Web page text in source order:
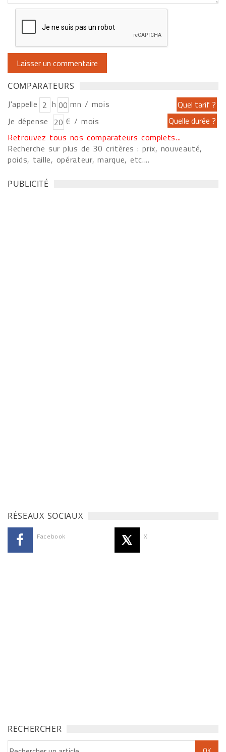
COMPARATEURS
J'appelle h
mn / mois
Je dépense
€ / mois
Retrouvez tous nos comparateurs complets...
Recherche sur plus de 30 critères : prix, nouveauté,
poids, taille, opérateur, marque, etc....
PUBLICITÉ
RÉSEAUX SOCIAUX
Facebook X
RECHERCHER